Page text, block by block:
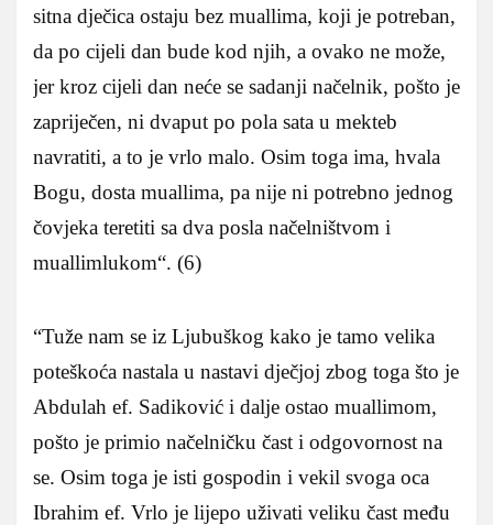
sitna dječica ostaju bez muallima, koji je potreban,
da po cijeli dan bude kod njih, a ovako ne može,
jer kroz cijeli dan neće se sadanji načelnik, pošto je
zapriječen, ni dvaput po pola sata u mekteb
navratiti, a to je vrlo malo. Osim toga ima, hvala
Bogu, dosta muallima, pa nije ni potrebno jednog
čovjeka teretiti sa dva posla načelništvom i
muallimlukom“. (6)
“Tuže nam se iz Ljubuškog kako je tamo velika
poteškoća nastala u nastavi dječjoj zbog toga što je
Abdulah ef. Sadiković i dalje ostao muallimom,
pošto je primio načelničku čast i odgovornost na
se. Osim toga je isti gospodin i vekil svoga oca
Ibrahim ef. Vrlo je lijepo uživati veliku čast među